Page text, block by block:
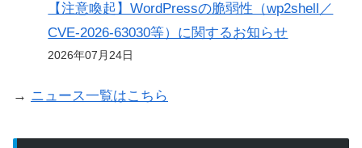
【注意喚起】WordPressの脆弱性（wp2shell／
CVE-2026-63030等）に関するお知らせ
2026年07月24日
→ ニュース一覧はこちら